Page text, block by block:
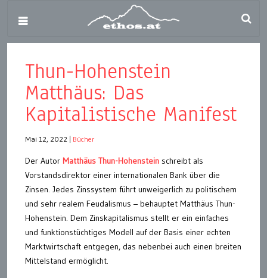
Thun-Hohenstein
Matthäus: Das
Kapitalistische Manifest
Mai 12, 2022 Bücher
Der Autor Matthäus Thun-Hohenstein schreibt als
Vorstandsdirektor einer internationalen Bank über die
Zinsen. Jedes Zinssystem führt unweigerlich zu politischem
und sehr realem Feudalismus – behauptet Matthäus Thun-
Hohenstein. Dem Zinskapitalismus stellt er ein einfaches
und funktionstüchtiges Modell auf der Basis einer echten
Marktwirtschaft entgegen, das nebenbei auch einen breiten
Mittelstand ermöglicht.